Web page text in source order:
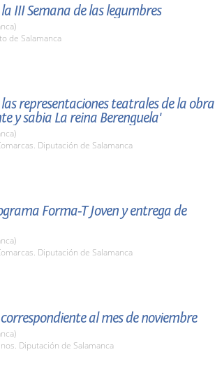
III Semana de las legumbres
de Salamanca
representaciones teatrales de la obra
y sabia La reina Berenguela'
Diputación de Salamanca
Forma-T Joven y entrega de
Diputación de Salamanca
al mes de noviembre
Diputación de Salamanca